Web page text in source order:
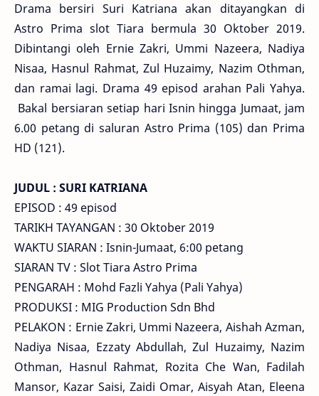
Drama bersiri Suri Katriana akan ditayangkan di
Astro Prima slot Tiara bermula 30 Oktober 2019.
Dibintangi oleh Ernie Zakri, Ummi Nazeera, Nadiya
Nisaa, Hasnul Rahmat, Zul Huzaimy, Nazim Othman,
dan ramai lagi. Drama 49 episod arahan Pali Yahya.
Bakal bersiaran setiap hari Isnin hingga Jumaat, jam
6.00 petang di saluran Astro Prima (105) dan Prima
HD (121).
JUDUL : SURI KATRIANA
EPISOD : 49 episod
TARIKH TAYANGAN : 30 Oktober 2019
WAKTU SIARAN : Isnin-Jumaat, 6:00 petang
SIARAN TV : Slot Tiara Astro Prima
PENGARAH : Mohd Fazli Yahya (Pali Yahya)
PRODUKSI : MIG Production Sdn Bhd
PELAKON : Ernie Zakri, Ummi Nazeera, Aishah Azman,
Nadiya Nisaa, Ezzaty Abdullah, Zul Huzaimy, Nazim
Othman, Hasnul Rahmat, Rozita Che Wan, Fadilah
Mansor, Kazar Saisi, Zaidi Omar, Aisyah Atan, Eleena